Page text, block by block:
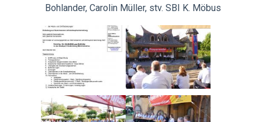
Bohlander, Carolin Müller, stv. SBI K. Möbus